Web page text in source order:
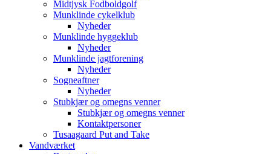
Midtjysk Fodboldgolf
Munklinde cykelklub
Nyheder
Munklinde hyggeklub
Nyheder
Munklinde jagtforening
Nyheder
Sogneaftner
Nyheder
Stubkjær og omegns venner
Stubkjær og omegns venner
Kontaktpersoner
Tusaagaard Put and Take
Vandværket